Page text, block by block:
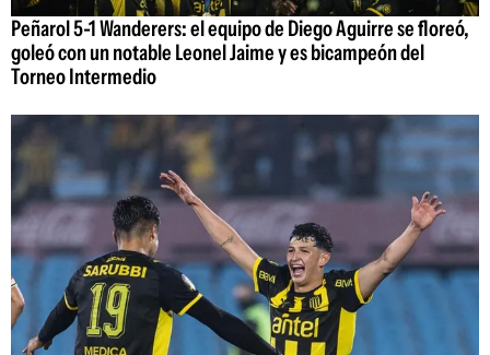
Peñarol 5-1 Wanderers: el equipo de Diego Aguirre se floreó,
goleó con un notable Leonel Jaime y es bicampeón del
Torneo Intermedio